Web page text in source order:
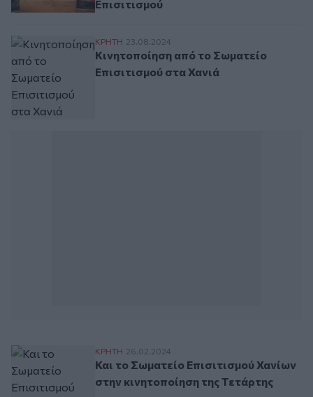
Επισιτισμού
Κινητοποίηση από το Σωματείο
ΚΡΗΤΗ 23.08.2024
Κινητοποίηση από το Σωματείο
Επισιτισμού στα Χανιά
Και το Σωματείο Επισιτισμού Χανίων
ΚΡΗΤΗ 26.02.2024
Και το Σωματείο Επισιτισμού Χανίων
στην κινητοποίηση της Τετάρτης